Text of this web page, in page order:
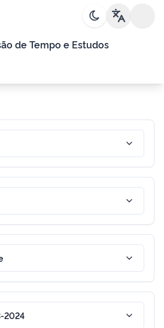
de Tempo e Estudos
2024